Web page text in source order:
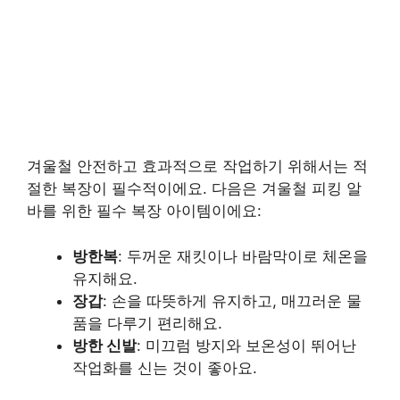
겨울철 안전하고 효과적으로 작업하기 위해서는 적
절한 복장이 필수적이에요. 다음은 겨울철 피킹 알
바를 위한 필수 복장 아이템이에요:
방한복: 두꺼운 재킷이나 바람막이로 체온을
유지해요.
장갑: 손을 따뜻하게 유지하고, 매끄러운 물
품을 다루기 편리해요.
방한 신발: 미끄럼 방지와 보온성이 뛰어난
작업화를 신는 것이 좋아요.